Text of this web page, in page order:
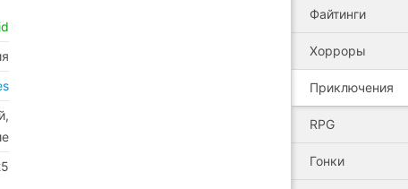
Файтинги
Хорроры
Приключения
RPG
Гонки